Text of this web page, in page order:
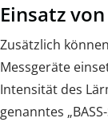
Einsatz
Zusätzlich
Messgeräte
Intensität des
genanntes